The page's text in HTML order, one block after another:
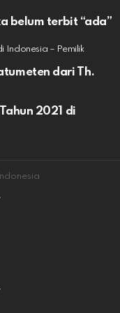
belum terbit “ada”
Indonesia – Pemilik
dari Th.
2021 di